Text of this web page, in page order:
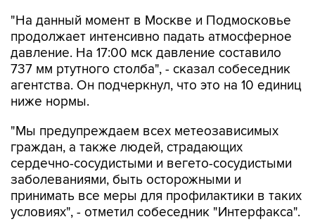
"На данный момент в Москве и Подмосковье
продолжает интенсивно падать атмосферное
давление. На 17:00 мск давление составило
737 мм ртутного столба", - сказал собеседник
агентства. Он подчеркнул, что это на 10 единиц
ниже нормы.
"Мы предупреждаем всех метеозависимых
граждан, а также людей, страдающих
сердечно-сосудистыми и вегето-сосудистыми
заболеваниями, быть осторожными и
принимать все меры для профилактики в таких
условиях", - отметил собеседник "Интерфакса".